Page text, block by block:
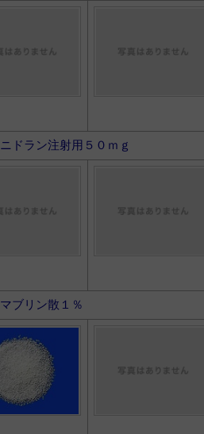
ニドラン注射用５０ｍｇ
マブリン散１％